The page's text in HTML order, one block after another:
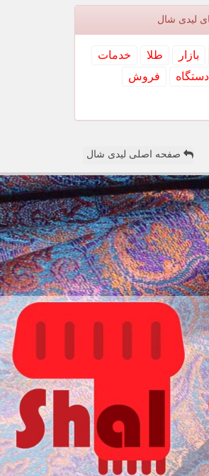
لیدی شال
بازار طلا
خدمات
دستگاه
فروش
صفحه اصلی لیدی شال